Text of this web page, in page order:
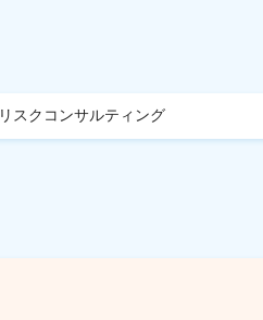
リスクコンサルティング